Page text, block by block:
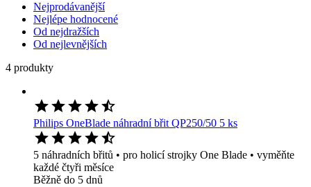
Nejprodávanější
Nejlépe hodnocené
Od nejdražších
Od nejlevnějších
4 produkty
Philips OneBlade náhradní břit QP250/50 5 ks
5 náhradních břitů • pro holicí strojky One Blade • vyměňte
každé čtyři měsíce
Běžně do 5 dnů